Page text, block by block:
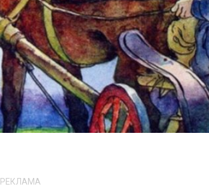
РЕКЛАМА